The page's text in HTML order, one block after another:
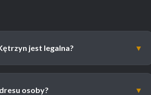
jest legalna? ▼
osoby? ▼